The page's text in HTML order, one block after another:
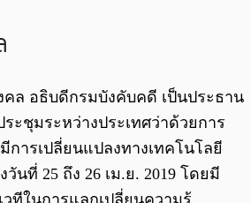
ล อธิบดีกรมบังคับคดี เป็นประธาน
ะชุมระหว่างประเทศว่าด้วยการ
ารเปลี่ยนแปลงทางเทคโนโลยี
นที่ 25 ถึง 26 เม.ย. 2019 โดยมี
วทีในการแลกเปลี่ยนความรู้